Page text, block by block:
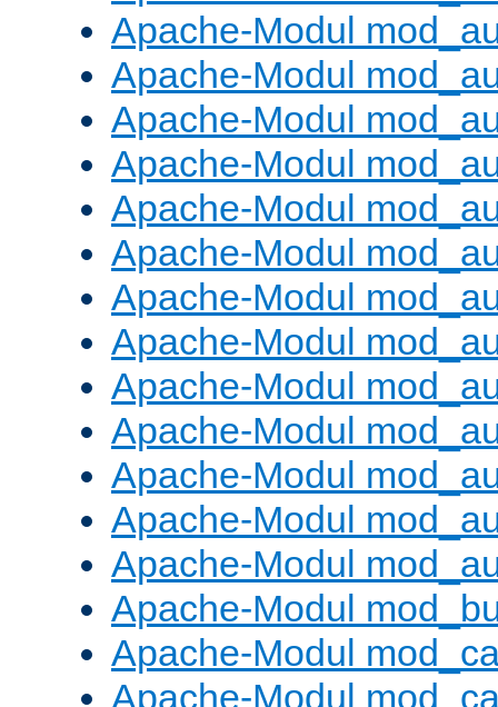
Apache-Modul
Apache-Modul
Apache-Modul
Apache-Modul
Apache-Modul
Apache-Modul
Apache-Modul
Apache-Modul
Apache-Modul
Apache-Modul
Apache-Modul
Apache-Modul
Apache-Modul
Apache-Modul
Apache-Modul
Apache-Modul